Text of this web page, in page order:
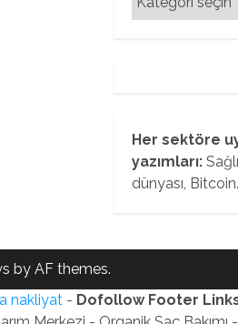
Her sektöre
yazımları:
dünyası,
by AF themes.
nakliyat - Dofollow Footer Links